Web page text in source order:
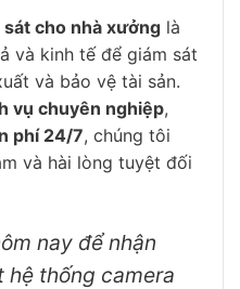
cho nhà xưởng là
và kinh tế để giám sát
và bảo vệ tài sản.
vụ chuyên nghiệp,
phí 24/7, chúng tôi
và hài lòng tuyệt đối
nay để nhận
hệ thống camera